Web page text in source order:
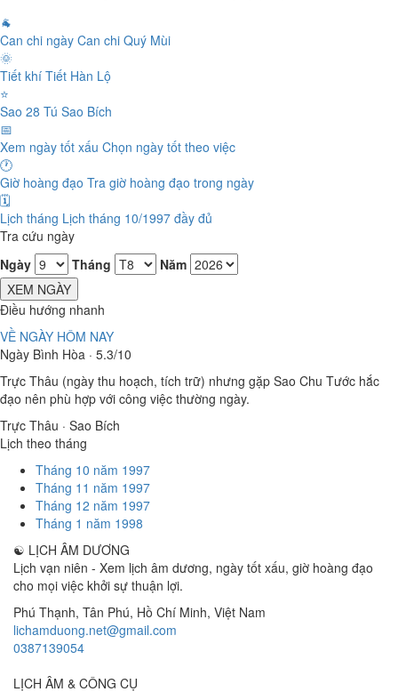
🐐
Can chi ngày Can chi Quý Mùi
🌞
Tiết khí Tiết Hàn Lộ
⭐
Sao 28 Tú Sao Bích
📅
Xem ngày tốt xấu Chọn ngày tốt theo việc
🕐
Giờ hoàng đạo Tra giờ hoàng đạo trong ngày
🗓️
Lịch tháng Lịch tháng 10/1997 đầy đủ
Tra cứu ngày
Ngày
Tháng
Năm
XEM NGÀY
Điều hướng nhanh
VỀ NGÀY HÔM NAY
Ngày Bình Hòa · 5.3/10
Trực Thâu (ngày thu hoạch, tích trữ) nhưng gặp Sao Chu Tước hắc
đạo nên phù hợp với công việc thường ngày.
Trực Thâu · Sao Bích
Lịch theo tháng
Tháng 10 năm 1997
Tháng 11 năm 1997
Tháng 12 năm 1997
Tháng 1 năm 1998
☯ LỊCH ÂM DƯƠNG
Lịch vạn niên - Xem lịch âm dương, ngày tốt xấu, giờ hoàng đạo
cho mọi việc khởi sự thuận lợi.
Phú Thạnh, Tân Phú, Hồ Chí Minh, Việt Nam
lichamduong.net@gmail.com
0387139054
LỊCH ÂM & CÔNG CỤ